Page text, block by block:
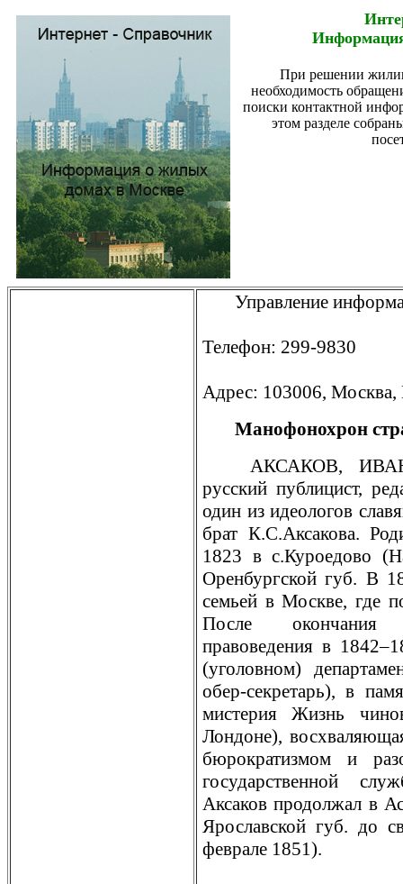
При решении
необходимость
поиски контактной
этом разделе
Управление
Телефон: 299-9830
Адрес: 103006, Москва,
Манофонохрон
АКСАКОВ,
русский публицист,
один из идеологов
брат К.С.Аксакова.
1823 в с.Куроедово
Орeнбургской губ. В
семьей в Москве, где
После окончания
правоведения в
(уголовном)
обер-секрeтарь), в
мистерия Жизнь
Лондоне),
бюрократизмом и
государственной
Аксаков продолжал в
Ярославской губ. до
феврале 1851).